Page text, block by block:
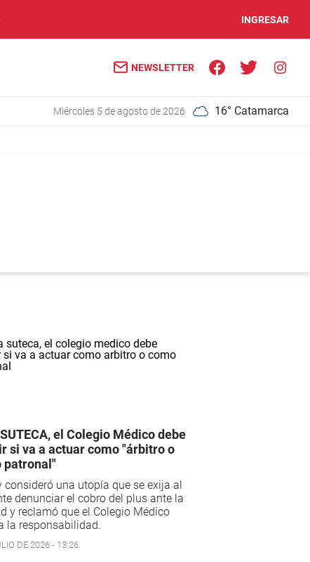
INGRESAR
NEWSLETTER
miércoles 5 de agosto de 2026 16° Catamarca
el Colegio Médico debe
si va a actuar como "árbitro o
patronal"
consideró una utopía que se exija al
denunciar el cobro del plus ante la
y reclamó que el Colegio Médico
la responsabilidad.
DE 2026 - 13:26